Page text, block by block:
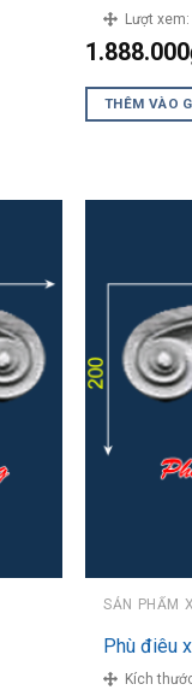
Lượt xem:
1.888.000
THÊM VÀO
SẢN PHẨM
Phù điêu
Kích